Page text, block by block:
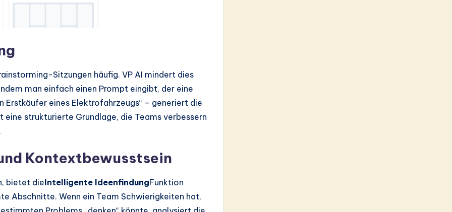
Sitzungen häufig. VP AI mindert dies
man einfach einen Prompt eingibt, der eine
eines Elektrofahrzeugs“ – generiert die
strukturierte Grundlage, die Teams verbessern
Kontextbewusstsein
bietet dieIntelligente IdeenfindungFunktion
Abschnitte. Wenn ein Team Schwierigkeiten hat,